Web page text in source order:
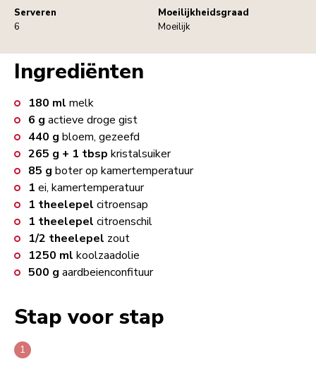
Serveren
6
Moeilijkheidsgraad
Moeilijk
Ingrediënten
180 ml melk
6 g actieve droge gist
440 g bloem, gezeefd
265 g + 1 tbsp kristalsuiker
85 g boter op kamertemperatuur
1 ei, kamertemperatuur
1 theelepel citroensap
1 theelepel citroenschil
1/2 theelepel zout
1250 ml koolzaadolie
500 g aardbeienconfituur
Stap voor stap